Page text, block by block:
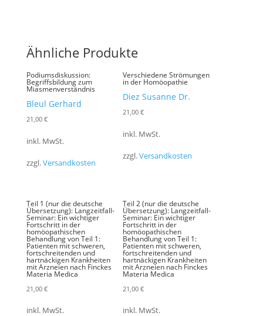
Ähnliche Produkte
Podiumsdiskussion:
Begriffsbildung zum
Miasmenverständnis
Bleul Gerhard
21,00 €
inkl. MwSt.
zzgl.Versandkosten
Verschiedene Strömungen
in der Homöopathie
Diez Susanne Dr.
21,00 €
inkl. MwSt.
zzgl.Versandkosten
Teil 1 (nur die deutsche
Übersetzung): Langzeitfall-
Seminar: Ein wichtiger
Fortschritt in der
homöopathischen
Behandlung von Teil 1:
Patienten mit schweren,
fortschreitenden und
hartnäckigen Krankheiten
mit Arzneien nach Finckes
Materia Medica
21,00 €
inkl. MwSt.
Teil 2 (nur die deutsche
Übersetzung): Langzeitfall-
Seminar: Ein wichtiger
Fortschritt in der
homöopathischen
Behandlung von Teil 1:
Patienten mit schweren,
fortschreitenden und
hartnäckigen Krankheiten
mit Arzneien nach Finckes
Materia Medica
21,00 €
inkl. MwSt.